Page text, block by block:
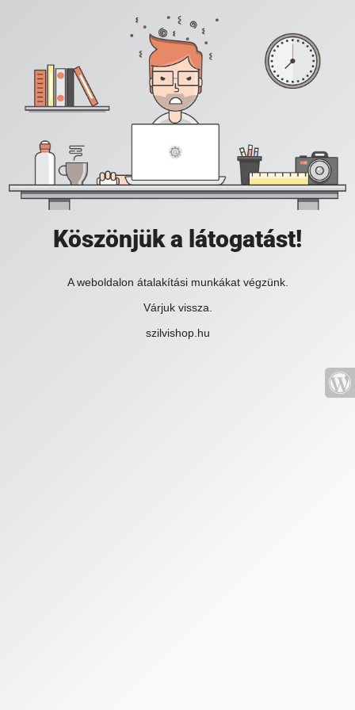
Köszönjük a látogatást!
A weboldalon átalakítási munkákat végzünk.
Várjuk vissza.
szilvishop.hu